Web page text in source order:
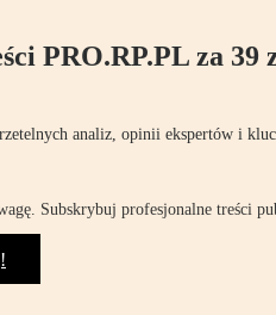
PRO.RP.PL za 39
analiz, opinii ekspertów i
Subskrybuj profesjonalne treści